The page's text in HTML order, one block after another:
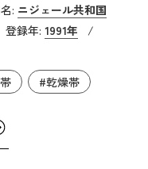
す。登録されて
のアイール
地帯のテネレへと
境です。特にテ
ら6月にかけては
るので、年較差
: ニジェール共和国
登録年: 1991年
/
#乾燥帯